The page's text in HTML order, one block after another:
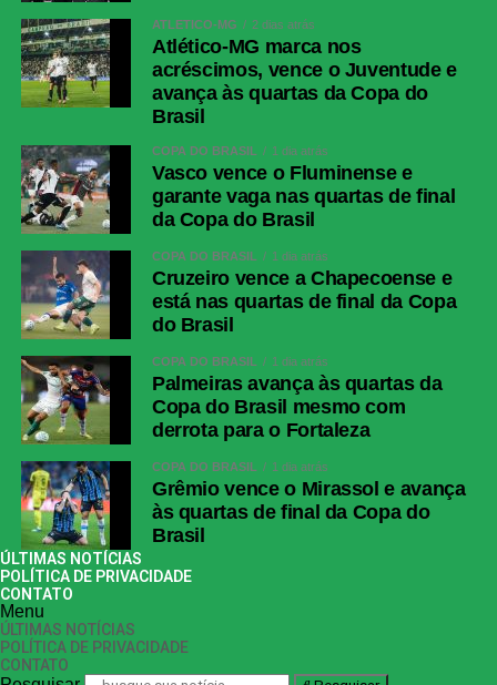
ATLÉTICO-MG 2 dias atrás
Atlético-MG marca nos
acréscimos, vence o Juventude e
avança às quartas da Copa do
Brasil
COPA DO BRASIL 1 dia atrás
Vasco vence o Fluminense e
garante vaga nas quartas de final
da Copa do Brasil
COPA DO BRASIL 1 dia atrás
Cruzeiro vence a Chapecoense e
está nas quartas de final da Copa
do Brasil
COPA DO BRASIL 1 dia atrás
Palmeiras avança às quartas da
Copa do Brasil mesmo com
derrota para o Fortaleza
COPA DO BRASIL 1 dia atrás
Grêmio vence o Mirassol e avança
às quartas de final da Copa do
Brasil
ÚLTIMAS NOTÍCIAS
POLÍTICA DE PRIVACIDADE
CONTATO
Menu
ÚLTIMAS NOTÍCIAS
POLÍTICA DE PRIVACIDADE
CONTATO